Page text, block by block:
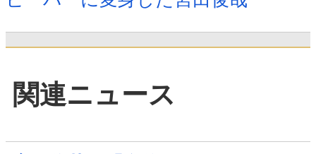
関連ニュース